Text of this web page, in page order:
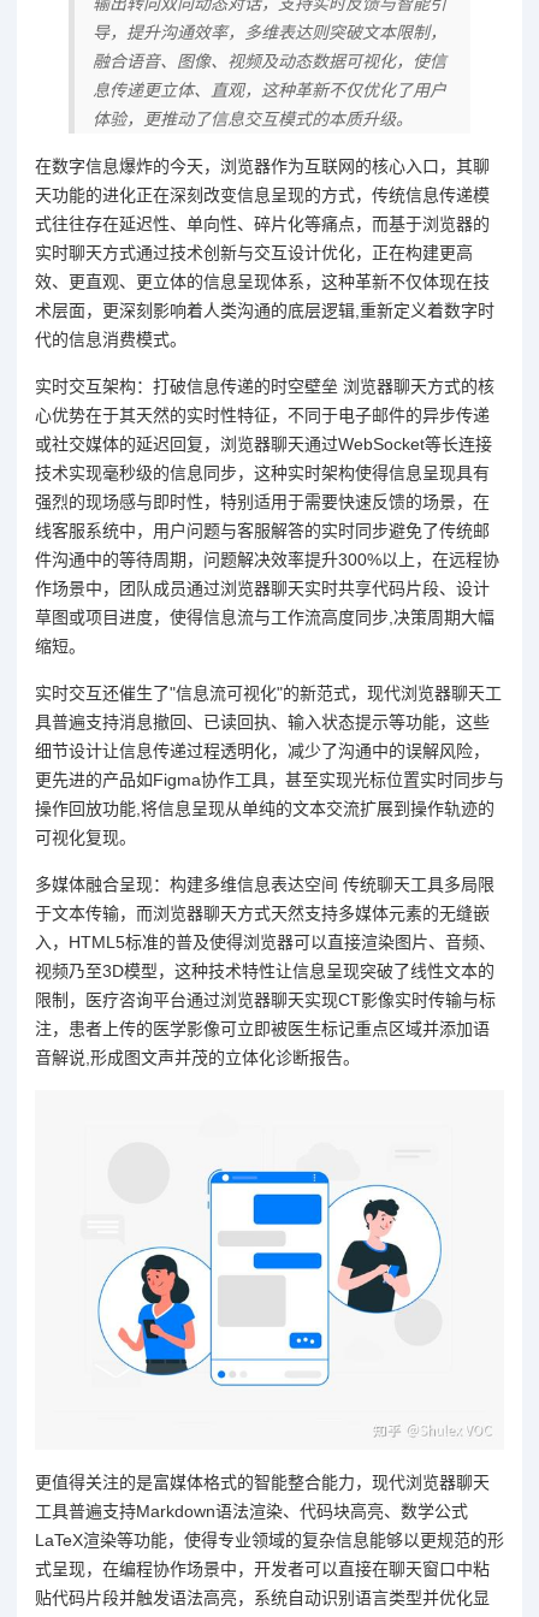
导，提升沟通效率，多维表达则突破文本限制，
融合语音、图像、视频及动态数据可视化，使信
息传递更立体、直观，这种革新不仅优化了用户
体验，更推动了信息交互模式的本质升级。
在数字信息爆炸的今天，浏览器作为互联网的核心入口，其聊
天功能的进化正在深刻改变信息呈现的方式，传统信息传递模
式往往存在延迟性、单向性、碎片化等痛点，而基于浏览器的
实时聊天方式通过技术创新与交互设计优化，正在构建更高
效、更直观、更立体的信息呈现体系，这种革新不仅体现在技
术层面，更深刻影响着人类沟通的底层逻辑,重新定义着数字时
代的信息消费模式。
实时交互架构：打破信息传递的时空壁垒 浏览器聊天方式的核
心优势在于其天然的实时性特征，不同于电子邮件的异步传递
或社交媒体的延迟回复，浏览器聊天通过WebSocket等长连接
技术实现毫秒级的信息同步，这种实时架构使得信息呈现具有
强烈的现场感与即时性，特别适用于需要快速反馈的场景，在
线客服系统中，用户问题与客服解答的实时同步避免了传统邮
件沟通中的等待周期，问题解决效率提升300%以上，在远程协
作场景中，团队成员通过浏览器聊天实时共享代码片段、设计
草图或项目进度，使得信息流与工作流高度同步,决策周期大幅
缩短。
实时交互还催生了"信息流可视化"的新范式，现代浏览器聊天工
具普遍支持消息撤回、已读回执、输入状态提示等功能，这些
细节设计让信息传递过程透明化，减少了沟通中的误解风险，
更先进的产品如Figma协作工具，甚至实现光标位置实时同步与
操作回放功能,将信息呈现从单纯的文本交流扩展到操作轨迹的
可视化复现。
多媒体融合呈现：构建多维信息表达空间 传统聊天工具多局限
于文本传输，而浏览器聊天方式天然支持多媒体元素的无缝嵌
入，HTML5标准的普及使得浏览器可以直接渲染图片、音频、
视频乃至3D模型，这种技术特性让信息呈现突破了线性文本的
限制，医疗咨询平台通过浏览器聊天实现CT影像实时传输与标
注，患者上传的医学影像可立即被医生标记重点区域并添加语
音解说,形成图文声并茂的立体化诊断报告。
更值得关注的是富媒体格式的智能整合能力，现代浏览器聊天
工具普遍支持Markdown语法渲染、代码块高亮、数学公式
LaTeX渲染等功能，使得专业领域的复杂信息能够以更规范的形
式呈现，在编程协作场景中，开发者可以直接在聊天窗口中粘
贴代码片段并触发语法高亮，系统自动识别语言类型并优化显